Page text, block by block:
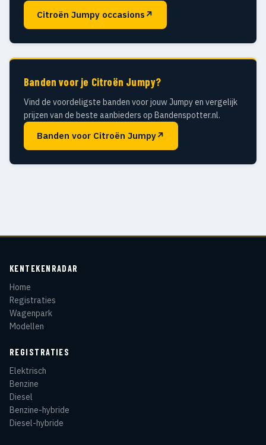
Citroën Jumpy occasions ↗
Banden voor je Citroën Jumpy?
Vind de voordeligste banden voor jouw Jumpy en vergelijk
prijzen van de beste aanbieders op Bandenspotter.nl.
Banden voor Citroën Jumpy↗
KENTEKENRADAR
Home
Registraties
Wagenpark
Modellen
REGISTRATIES
Elektrisch
Benzine
Diesel
Benzine-hybride
Diesel-hybride